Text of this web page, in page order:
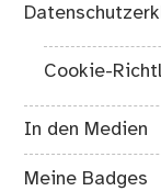
Cookie-
In den Medien
Meine Badges